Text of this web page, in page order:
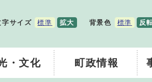
字サイズ 標準 拡大 背景色 標準 反
・文化 町政情報